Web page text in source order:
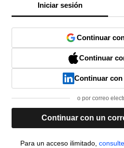
Iniciar sesión
Continuar
Continuar
Continuar
o por correo
Continuar con un
Para un acceso ilimitado,